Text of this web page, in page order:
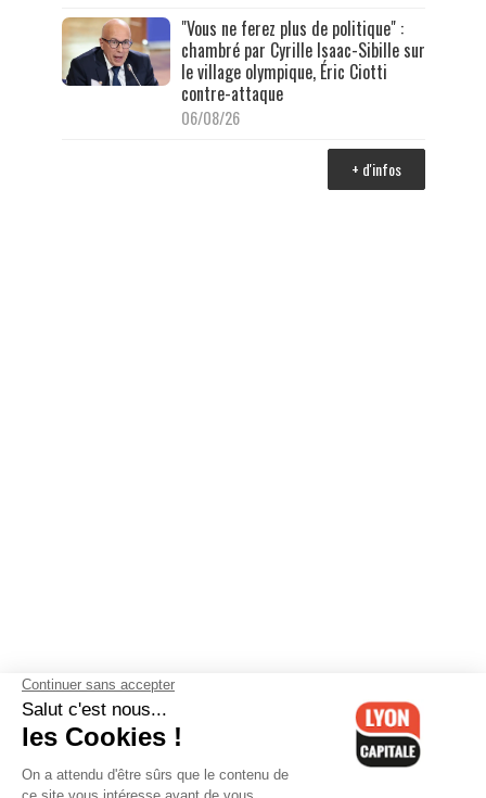
"Vous ne ferez plus de politique" :
chambré par Cyrille Isaac-Sibille sur
le village olympique, Éric Ciotti
contre-attaque
06/08/26
+ d'infos